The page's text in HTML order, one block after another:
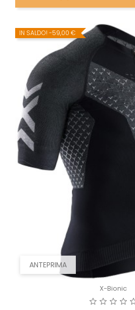
ANTEPRIMA
IN SALDO!-59,00 €
X-Bionic